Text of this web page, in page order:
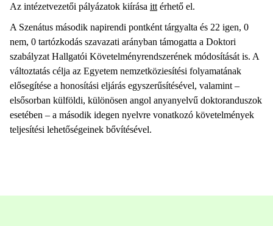
Az intézetvezetői pályázatok kiírása itt érhető el.
A Szenátus második napirendi pontként tárgyalta és 22 igen, 0
nem, 0 tartózkodás szavazati arányban támogatta a Doktori
szabályzat Hallgatói Követelményrendszerének módosítását is. A
változtatás célja az Egyetem nemzetköziesítési folyamatának
elősegítése a honosítási eljárás egyszerűsítésével, valamint –
elsősorban külföldi, különösen angol anyanyelvű doktoranduszok
esetében – a második idegen nyelvre vonatkozó követelmények
teljesítési lehetőségeinek bővítésével.